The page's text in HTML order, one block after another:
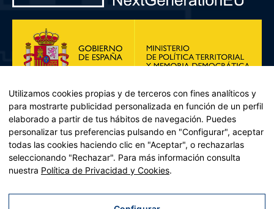
Plan de Recuperación, Transformación y Resiliencia – Financiado por
Recuperación y resiliencia, establecido por el Reglamento (UE)
Utilizamos cookies propias y de terceros con fines analíticos y
para mostrarte publicidad personalizada en función de un perfil
elaborado a partir de tus hábitos de navegación. Puedes
personalizar tus preferencias pulsando en "Configurar", aceptar
todas las cookies haciendo clic en "Aceptar", o rechazarlas
seleccionando "Rechazar". Para más información consulta
nuestra Política de Privacidad y Cookies.